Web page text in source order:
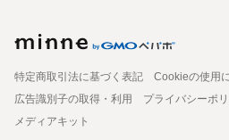
特定商取引法に基づく表記
Cookieの使用
広告識別子の取得・利用
プライバシーポ
メディアキット